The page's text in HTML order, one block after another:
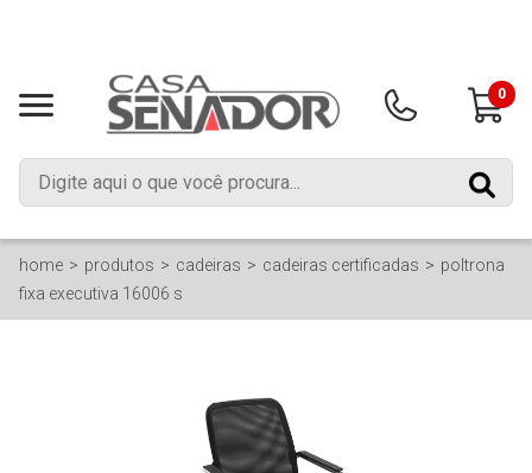
0
home produtos cadeiras cadeiras certificadas
poltrona
fixa executiva 16006 s